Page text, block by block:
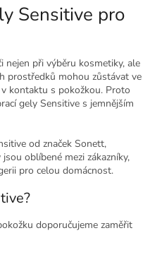
Sensitive pro
nejen při výběru kosmetiky, ale
prostředků mohou zůstávat ve
kontaktu s pokožkou. Proto
gely Sensitive s jemnějším
od značek Sonett,
oblíbené mezi zákazníky,
pro celou domácnost.
doporučujeme zaměřit